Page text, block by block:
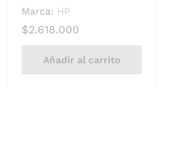
Marca: HP
$2.618.000
Añadir al carrito